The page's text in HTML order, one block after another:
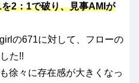
2：1で破り、見事AMIが
の671に対して、フローの
た!!
徐々に存在感が大きくなっ